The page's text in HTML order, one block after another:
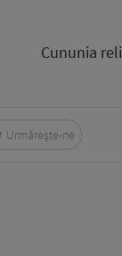
Cununia
Urmărește-ne